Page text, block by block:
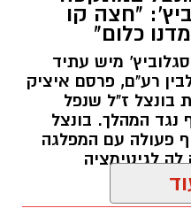
במספר מוקדים בעיר
"חצה קו
כלום"
מיש עתיד
רע"ם, פרסם איציק
בונצל ז"ל שנפל
נגד המהלך. בונצל
פעולה עם המפלגה
לגיטימציה